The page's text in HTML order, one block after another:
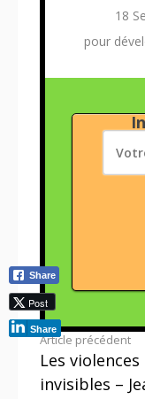
18
pour
Lire
la
Article précédent
Les violences
invisibles –
Share
Post
Share